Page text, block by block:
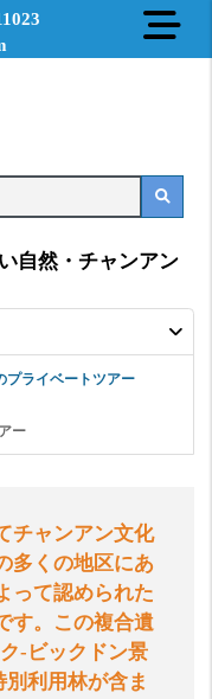
自然・チャンアン
プライベートツアー
ー
チャンアン文化
多くの地区にあ
って認められた
す。この複合遺
- ビックドン景
利用林が含ま